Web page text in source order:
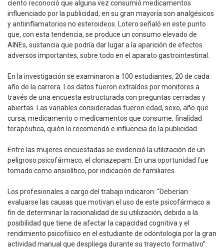
ciento reconoció que alguna vez consumió medicamentos
influenciado por la publicidad; en su gran mayoría son analgésicos
y antiinflamatorios no esteroideos. Lotero señaló en este punto
que, con esta tendencia, se produce un consumo elevado de
AINEs, sustancia que podría dar lugar a la aparición de efectos
adversos importantes, sobre todo en el aparato gastrointestinal.
En la investigación se examinaron a 100 estudiantes, 20 de cada
año de la carrera. Los datos fueron extraídos por monitores a
través de una encuesta estructurada con preguntas cerradas y
abiertas. Las variables consideradas fueron edad, sexo, año que
cursa, medicamento o medicamentos que consume, finalidad
terapéutica, quién lo recomendó e influencia de la publicidad.
Entre las mujeres encuestadas se evidenció la utilización de un
peligroso psicofármaco, el clonazepam. En una oportunidad fue
tomado como ansiolítico, por indicación de familiares.
Los profesionales a cargo del trabajo indicaron: “Deberían
evaluarse las causas que motivan el uso de este psicofármaco a
fin de determinar la racionalidad de su utilización, debido a la
posibilidad que tiene de afectar la capacidad cognitiva y el
rendimiento psicofísico en el estudiante de odontología por la gran
actividad manual que despliega durante su trayecto formativo”.